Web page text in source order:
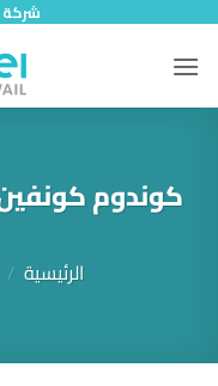
شركة
الرئيسية /